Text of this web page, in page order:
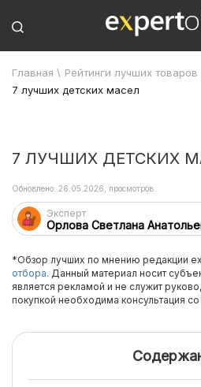
Главная \ Рейтинги лучших товаров
7 лучших детских масел
7 ЛУЧШИХ ДЕТСКИХ
Эксперт
Орлова Светлана
Обновлено: 26.05.2026, просмотров:
*Обзор лучших по мнению редакции
отбора. Данный материал носит
является рекламой и не служит
покупкой необходима консультация